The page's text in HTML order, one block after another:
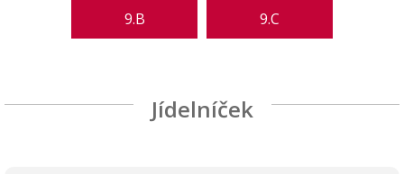
9.B 9.C
Jídelníček